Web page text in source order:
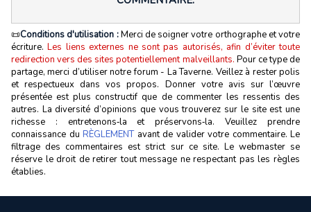
📜Conditions d'utilisation :Merci de soigner votre orthographe et votre
écriture.Les liens externes ne sont pas autorisés, afin d’éviter toute
redirection vers des sites potentiellement malveillants. Pour ce type de
partage, merci d’utiliser notre forum - La Taverne. Veillez à rester polis
et respectueux dans vos propos. Donner votre avis sur l’œuvre
présentée est plus constructif que de commenter les ressentis des
autres. La diversité d’opinions que vous trouverez sur le site est une
richesse : entretenons‑la et préservons‑la. Veuillez prendre
connaissance du RÈGLEMENTavant de valider votre commentaire. Le
filtrage des commentaires est strict sur ce site. Le webmaster se
réserve le droit de retirer tout message ne respectant pas les règles
établies.